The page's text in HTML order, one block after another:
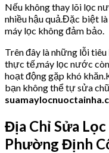
Nếu không thay lõi lọc
nhiều hậu quả.Đặc biệt
máy lọc không đảm bảo.
Trên đây là những lỗi
thực tế,máy lọc nước
hoạt động gặp khó
bạn không thể tự sửa
Địa Chỉ Sửa
Phường Định